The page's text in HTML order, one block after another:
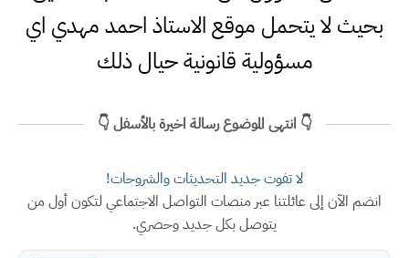
بحيث لا يتحمل موقع الاستاذ احمد مهدي اي
مسؤولية قانونية حيال ذلك
👇 انتهى الموضوع رسالة اخيرة بالأسفل 👇
لا تفوت جديد التحديثات والشروحات!
انضم الآن إلى عائلتنا عبر منصات التواصل الاجتماعي لتكون أول من
يتوصل بكل جديد وحصري.